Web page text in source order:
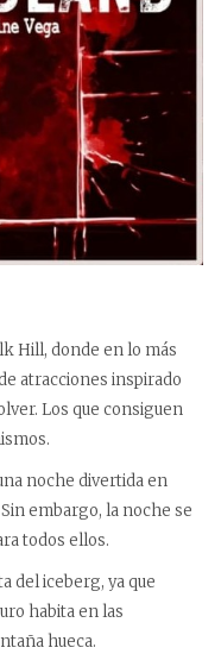
Hill, donde en lo más
atracciones inspirado
Los que consiguen
noche divertida en
embargo, la noche se
todos ellos.
del iceberg, ya que
habita en las
hueca.